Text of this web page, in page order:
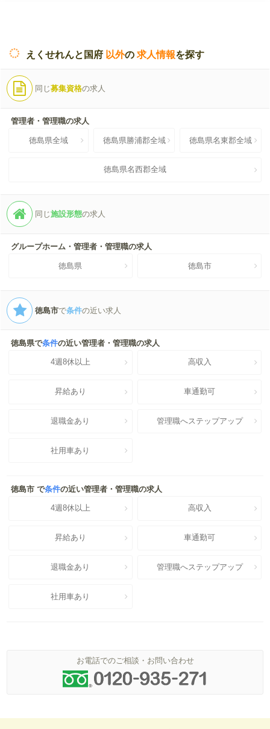
えくせれんと国府 以外の 求人情報を探す
同じ募集資格の求人
管理者・管理職の求人
徳島県全域 徳島県勝浦郡全域 徳島県名東郡全域
徳島県名西郡全域
同じ施設形態の求人
グループホーム・管理者・管理職の求人
徳島県 徳島市
徳島市で条件の近い求人
徳島県で条件の近い管理者・管理職の求人
4週8休以上 高収入
昇給あり 車通勤可
退職金あり 管理職へステップアップ
社用車あり
徳島市 で条件の近い管理者・管理職の求人
4週8休以上 高収入
昇給あり 車通勤可
退職金あり 管理職へステップアップ
社用車あり
お電話でのご相談・お問い合わせ